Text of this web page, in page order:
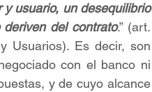
usuario, un desequilibrio
del contrato.” (art.
Usuarios). Es decir, son
con el banco ni
y de cuyo alcance